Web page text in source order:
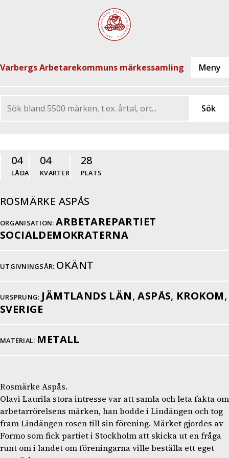
Varbergs Arbetarekommuns märkessamling
04
LÅDA
04
KVARTER
28
PLATS
ROSMÄRKE ASPÅS
ORGANISATION: ARBETAREPARTIET
SOCIALDEMOKRATERNA
UTGIVNINGSÅR: OKÄNT
URSPRUNG: JÄMTLANDS LÄN,ASPÅS, KROKOM,
SVERIGE
MATERIAL: METALL
Rosmärke Aspås.
Olavi Laurila stora intresse var att samla och leta fakta om
arbetarrörelsens märken, han bodde i Lindängen och tog
fram Lindängen rosen till sin förening. Märket gjordes av
Formo som fick partiet i Stockholm att skicka ut en fråga
runt om i landet om föreningarna ville beställa ett eget